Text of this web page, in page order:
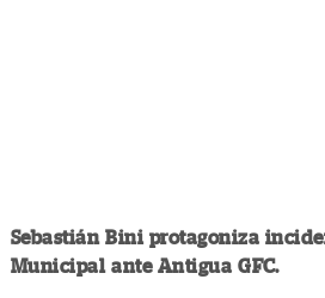
Sebastián Bini protagoniza
Municipal ante Antigua GFC.